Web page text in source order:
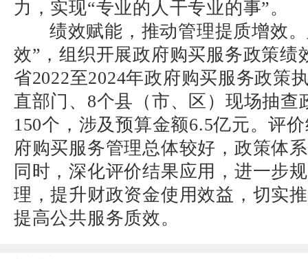
力，实现“专业的人干专业的事”。
绩效赋能，推动管理提质增效。
效”，组织开展政府购买服务政策绩
省2022至2024年政府购买服务政策
直部门、 8个县（市、区）现场抽查
150个，涉及预算金额6.5亿元。评
府购买服务管理总体较好，政策体
同时，深化评价结果应用，进一步
理，提升财政资金使用效益，切实
提高公共服务质效。